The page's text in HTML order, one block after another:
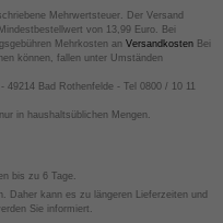
Mehrwertsteuer. Der Versand
von 13,99 Euro. Bei
Mehrkosten an VersandkostenBei
können, fallen unter Umständen
Bad Rothenfelde - Tel 0800 / 10 11
in haushaltsüblichen Mengen.
bis zu 6 Tage.
kann es zu längeren Lieferzeiten und
Sie informiert.